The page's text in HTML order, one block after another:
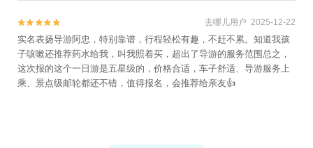

 去哪儿用户 2025-12-22
实名表扬导游阿忠，特别靠谱，行程轻松有趣，不赶不累。知道我孩
子咳嗽还推荐药水给我，叫我照着买，超出了导游的服务范围总之，
这次报的这个一日游是五星级的，价格合适，车子舒适、导游服务上
乘、景点级邮轮都还不错，值得报名，会推荐给亲友👍